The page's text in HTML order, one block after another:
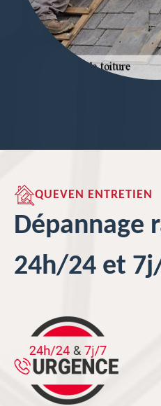
QUEVEN ENTRETIEN
Dépannage
24h/24 et